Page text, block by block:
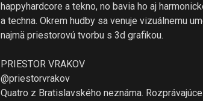
happyhardcore a tekno, no bavia ho aj
a techna. Okrem hudby sa venuje vizuálnemu
najmä priestorovú tvorbu s 3d grafikou.
PRIESTOR VRAKOV
@priestorvrakov
Quatro z Bratislavského neznáma.